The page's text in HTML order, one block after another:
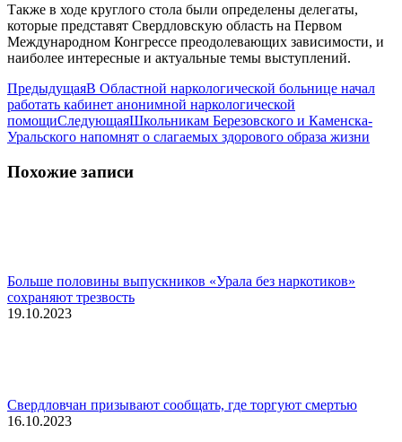
Также в ходе круглого стола были определены делегаты,
которые представят Свердловскую область на Первом
Международном Конгрессе преодолевающих зависимости, и
наиболее интересные и актуальные темы выступлений.
Навигация
по
записям
ПредыдущаяПредыдущая
запись:
В Областной наркологической больнице начал
работать кабинет анонимной наркологической
помощиСледующаяСледующая
запись:
Школьникам Березовского и Каменска-
Уральского напомнят о слагаемых здорового образа жизни
Похожие записи
Больше половины выпускников «Урала без наркотиков»
сохраняют трезвость
19.10.2023
Свердловчан призывают сообщать, где торгуют смертью
16.10.2023